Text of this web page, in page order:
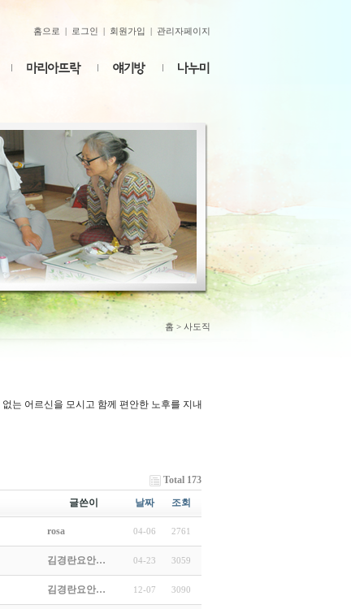
홈으로 | 로그인 | 회원가입 | 관리자페이지
홈 > 사도직
는 어르신을 모시고 함께 편안한 노후를 지내
Total 173
글쓴이 날짜 조회
rosa 04-06 2761
김경란요안… 04-23 3059
김경란요안… 12-07 3090